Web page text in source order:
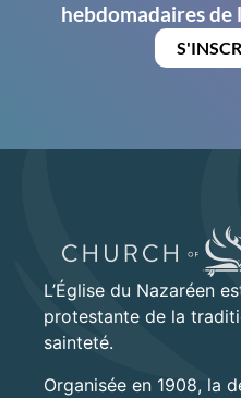
hebdomadaires de
L’Église du Nazaréen
protestante de la
sainteté.
Organisée en 1908, la